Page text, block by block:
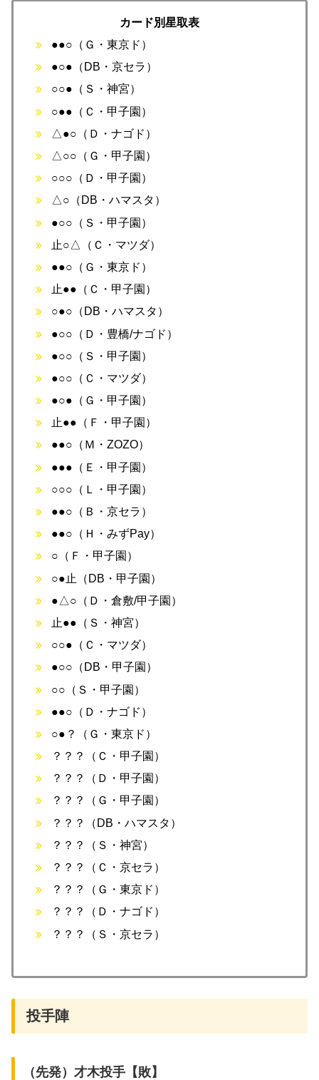
カード別星取表
●●○（Ｇ・東京ド）
●○●（DB・京セラ）
○○●（Ｓ・神宮）
○●●（Ｃ・甲子園）
△●○（Ｄ・ナゴド）
△○○（Ｇ・甲子園）
○○○（Ｄ・甲子園）
△○（DB・ハマスタ）
●○○（Ｓ・甲子園）
止○△（Ｃ・マツダ）
●●○（Ｇ・東京ド）
止●●（Ｃ・甲子園）
○●○（DB・ハマスタ）
●○○（Ｄ・豊橋/ナゴド）
●○○（Ｓ・甲子園）
●○○（Ｃ・マツダ）
●○●（Ｇ・甲子園）
止●●（Ｆ・甲子園）
●●○（Ｍ・ZOZO）
●●●（Ｅ・甲子園）
○○○（Ｌ・甲子園）
●●○（Ｂ・京セラ）
●●○（Ｈ・みずPay）
○（Ｆ・甲子園）
○●止（DB・甲子園）
●△○（Ｄ・倉敷/甲子園）
止●●（Ｓ・神宮）
○○●（Ｃ・マツダ）
●○○（DB・甲子園）
○○（Ｓ・甲子園）
●●○（Ｄ・ナゴド）
○●？（Ｇ・東京ド）
？？？（Ｃ・甲子園）
？？？（Ｄ・甲子園）
？？？（Ｇ・甲子園）
？？？（DB・ハマスタ）
？？？（Ｓ・神宮）
？？？（Ｃ・京セラ）
？？？（Ｇ・東京ド）
？？？（Ｄ・ナゴド）
？？？（Ｓ・京セラ）
投手陣
（先発）才木投手【敗】